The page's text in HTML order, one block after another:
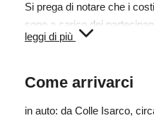
Si prega di notare che i
sono a carico dei
leggi di più
Come arrivarci
in auto: da Colle Isarco,